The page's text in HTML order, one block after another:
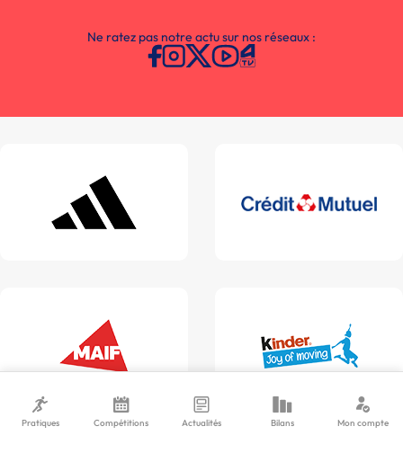
Ne ratez pas notre actu sur nos réseaux :
Pratiques Compétitions Actualités Bilans Mon compte